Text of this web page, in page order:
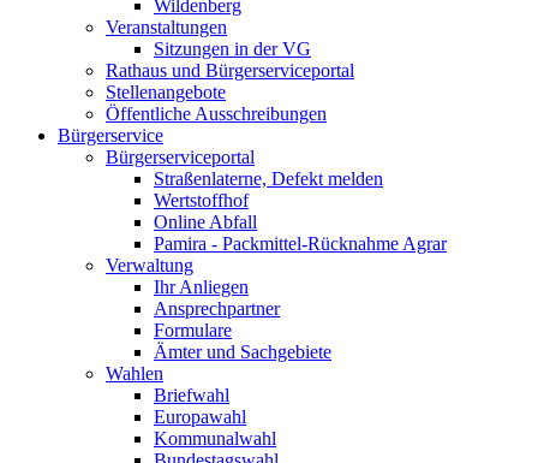
Wildenberg
Veranstaltungen
Sitzungen in der VG
Rathaus und Bürgerserviceportal
Stellenangebote
Öffentliche Ausschreibungen
Bürgerservice
Bürgerserviceportal
Straßenlaterne, Defekt melden
Wertstoffhof
Online Abfall
Pamira - Packmittel-Rücknahme Agrar
Verwaltung
Ihr Anliegen
Ansprechpartner
Formulare
Ämter und Sachgebiete
Wahlen
Briefwahl
Europawahl
Kommunalwahl